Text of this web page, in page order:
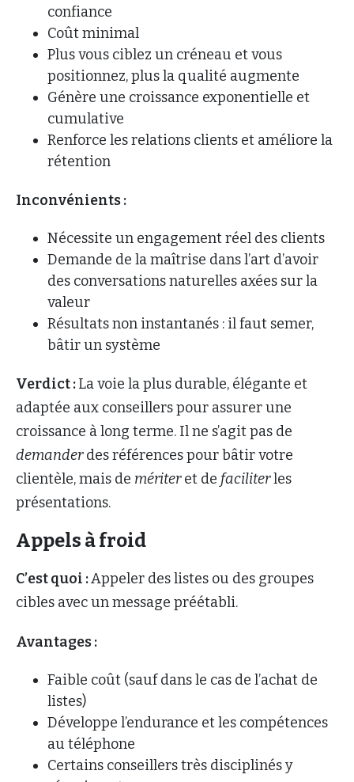
confiance
Coût minimal
Plus vous ciblez un créneau et vous
positionnez, plus la qualité augmente
Génère une croissance exponentielle et
cumulative
Renforce les relations clients et améliore la
rétention
Inconvénients :
Nécessite un engagement réel des clients
Demande de la maîtrise dans l’art d’avoir
des conversations naturelles axées sur la
valeur
Résultats non instantanés : il faut semer,
bâtir un système
Verdict :La voie la plus durable, élégante et
adaptée aux conseillers pour assurer une
croissance à long terme. Il ne s’agit pas de
demanderdes références pour bâtir votre
clientèle, mais de mériteret de faciliterles
présentations.
Appels à froid
C’est quoi :Appeler des listes ou des groupes
cibles avec un message préétabli.
Avantages :
Faible coût (sauf dans le cas de l’achat de
listes)
Développe l’endurance et les compétences
au téléphone
Certains conseillers très disciplinés y